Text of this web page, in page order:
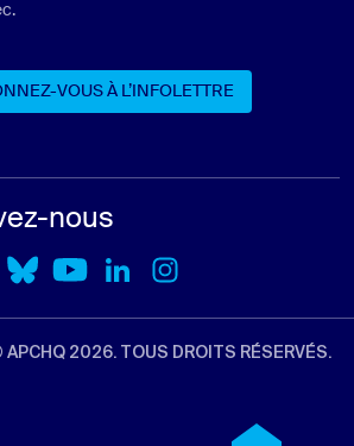
VOUS À L’INFOLETTRE
nous
APCHQ 2026. TOUS DROITS RÉSERVÉS.